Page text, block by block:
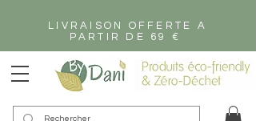
LIVRAISON OFFERTE A
PARTIR DE 69 €